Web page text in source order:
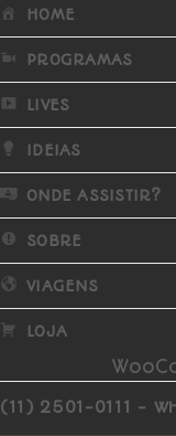
HOME
PROGRAMAS
LIVES
IDEIAS
ONDE ASSISTIR?
SOBRE
VIAGENS
LOJA
(11) 2501-0111 -